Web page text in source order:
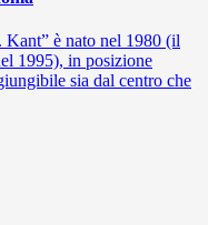
è nato nel 1980 (il
1995), in posizione
sia dal centro che